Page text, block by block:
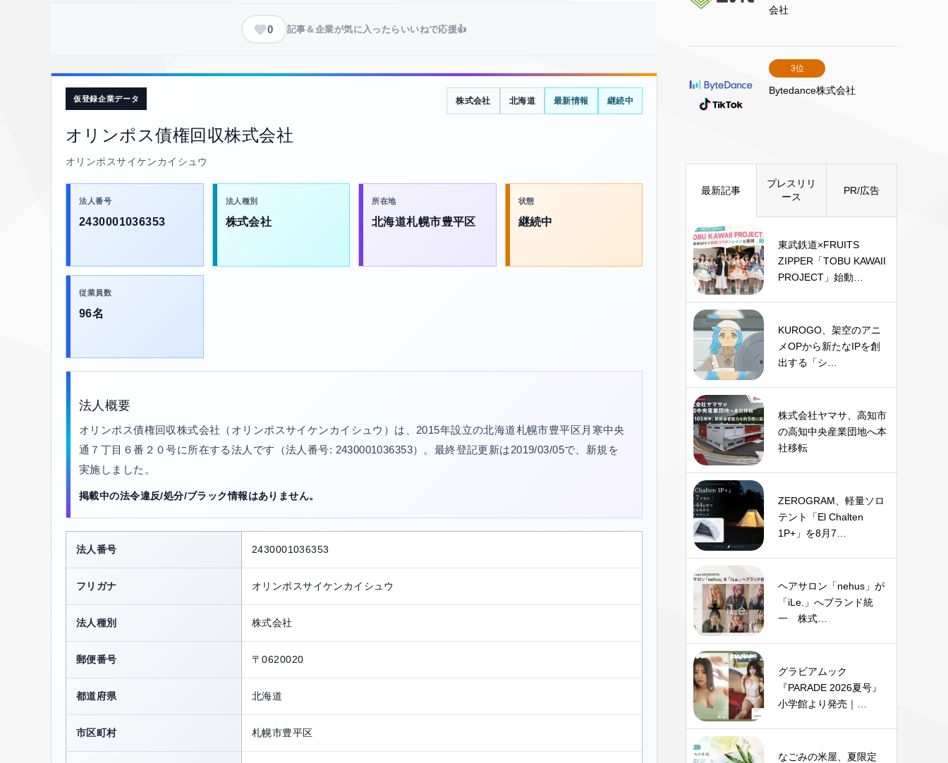
0 記事＆企業が気に入ったらいいねで応援👍
仮登録企業データ
オリンポス債権回収株式会社
オリンポスサイケンカイシュウ
株式会社 北海道 最新情報 継続中
法人番号
2430001036353
法人種別
株式会社
所在地
北海道札幌市豊平区
状態
継続中
従業員数
96名
法人概要
オリンポス債権回収株式会社（オリンポスサイケンカイシュウ）は、2015年設立の北海道札幌市豊平区月寒中央
通７丁目６番２０号に所在する法人です（法人番号: 2430001036353）。最終登記更新は2019/03/05で、新規を
実施しました。
掲載中の法令違反/処分/ブラック情報はありません。
法人番号 2430001036353
フリガナ オリンポスサイケンカイシュウ
法人種別 株式会社
郵便番号 〒0620020
都道府県 北海道
市区町村 札幌市豊平区
会社
3位
Bytedance株式会社
最新記事
プレスリリ
ース
PR/広告
東武鉄道×FRUITS
ZIPPER「TOBU KAWAII
PROJECT」始動…
KUROGO、架空のアニ
メOPから新たなIPを創
出する「シ…
株式会社ヤマサ、高知市
の高知中央産業団地へ本
社移転
ZEROGRAM、軽量ソロ
テント「El Chalten
1P+」を8月7…
ヘアサロン「nehus」が
「iLe.」へブランド統
一 株式…
グラビアムック
『PARADE 2026夏号』
小学館より発売｜…
なごみの米屋、夏限定